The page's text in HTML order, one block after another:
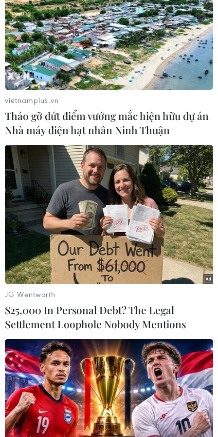
châu Âu (EU), hay gọi là Brexit, diễn ra một cách êm
thấm.
Brexit có thể gây phương hại cho quan hệ
thương mại Anh-Mỹ
14/12/2016 11:13
Gần 40% doanh nghiệp Mỹ đang xem xét chuyển văn
phòng của họ tại Anh sang EU và 2/3 số doanh nghiệp
Mỹ cho rằng Brexit tác động tới lựa chọn đầu tư của họ.
vietnamplus.vn
Tháo gỡ dứt điểm vướng mắc hiện hữu dự án
Nhà máy điện hạt nhân Ninh Thuận
JG Wentworth
$25,000 In Personal Debt? The Legal
Settlement Loophole Nobody Mentions